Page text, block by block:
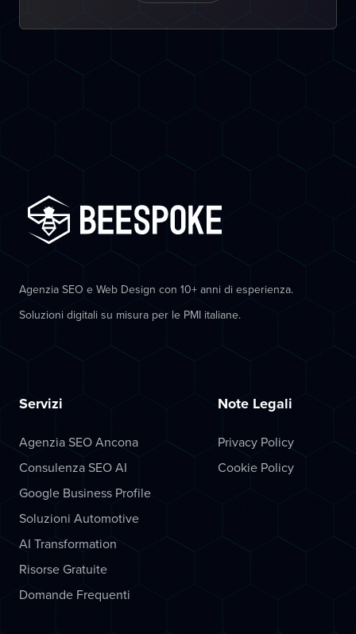
Agenzia SEO e Web Design con 10+ anni di esperienza.
Soluzioni digitali su misura per le PMI italiane.
Servizi
Agenzia SEO Ancona
Consulenza SEO AI
Google Business Profile
Soluzioni Automotive
AI Transformation
Risorse Gratuite
Domande Frequenti
Note Legali
Privacy Policy
Cookie Policy